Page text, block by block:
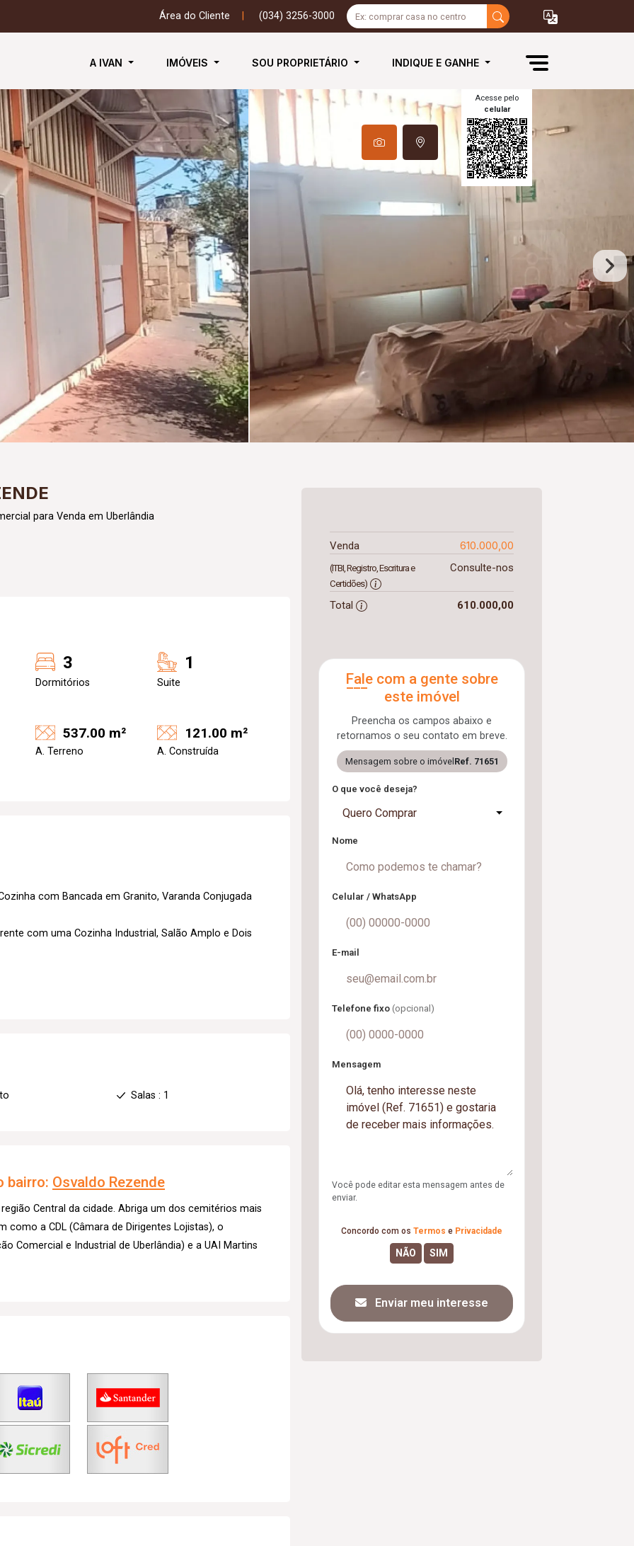
Área do Cliente (034) 3256-3000
A IVAN IMÓVEIS SOU PROPRIETÁRIO INDIQUE E GANHE
Acesse pelo
celular
para Venda em Uberlândia
3
Dormitórios
1
Suite
537.00 m²
A. Terreno
121.00 m²
A. Construída
com Bancada em Granito, Varanda Conjugada
com uma Cozinha Industrial, Salão Amplo e Dois
Salas : 1
bairro: Osvaldo Rezende
Central da cidade. Abriga um dos cemitérios mais
como a CDL (Câmara de Dirigentes Lojistas), o
Comercial e Industrial de Uberlândia) e a UAI Martins
Venda 610.000,00
(ITBI, Registro, Escritura e
Certidões)
Consulte-nos
Total 610.000,00
Fale com a gente sobre
este imóvel
Preencha os campos abaixo e
retornamos o seu contato em breve.
Mensagem sobre o imóvel Ref. 71651
O que você deseja?
Quero Comprar
Nome
Celular / WhatsApp
E-mail
Telefone fixo (opcional)
Mensagem
Você pode editar esta mensagem antes de
enviar.
Concordo com os Termos e Privacidade
Enviar meu interesse